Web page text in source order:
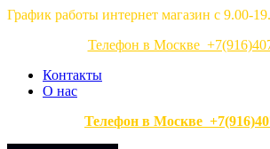
График работы интернет магазин с 9.00-
Телефон в Москве
Контакты
О нас
Телефон в Москве